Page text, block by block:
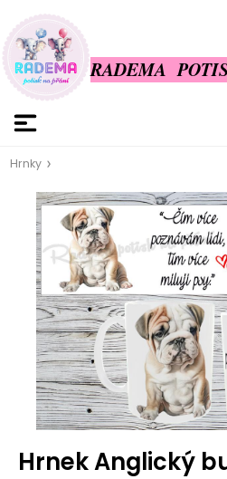
RADEMA
Hrnky
Hrnek Anglický